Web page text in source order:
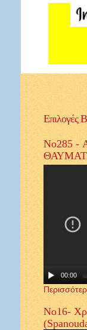
Επιλογές
No285 -
00:00
Νο16-